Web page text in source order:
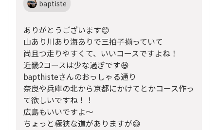
baptiste
ありがとうございます😊
山あり川あり海ありで三拍子揃っていて
尚且つ走りやすくて、いいコースですよね！
近畿2コースは少な過ぎです😆
bapthisteさんのおっしゃる通り
奈良や兵庫の北から京都にかけてとかコース作っ
て欲しいですね！！
広島もいいですよ〜
ちょっと極狭な道がありますが😅